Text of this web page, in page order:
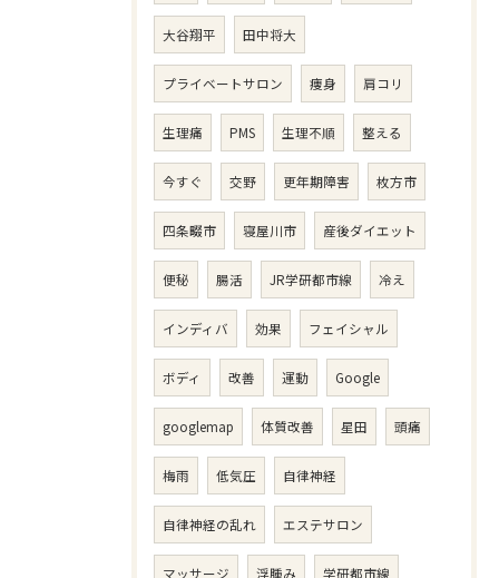
大谷翔平 田中将大
プライベートサロン 痩身 肩コリ
生理痛 PMS 生理不順 整える
今すぐ 交野 更年期障害 枚方市
四条畷市 寝屋川市 産後ダイエット
便秘 腸活 JR学研都市線 冷え
インディバ 効果 フェイシャル
ボディ 改善 運動 Google
googlemap 体質改善 星田 頭痛
梅雨 低気圧 自律神経
自律神経の乱れ エステサロン
マッサージ 浮腫み 学研都市線